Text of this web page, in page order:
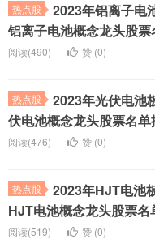
热点股
2023年铝离子电
铝离子电池概念龙头股票
阅读(490)
赞 (0)
热点股
2023年光伏电池
伏电池概念龙头股票名单
阅读(476)
赞 (0)
热点股
2023年HJT电池
HJT电池概念龙头股票名
阅读(519)
赞 (0)